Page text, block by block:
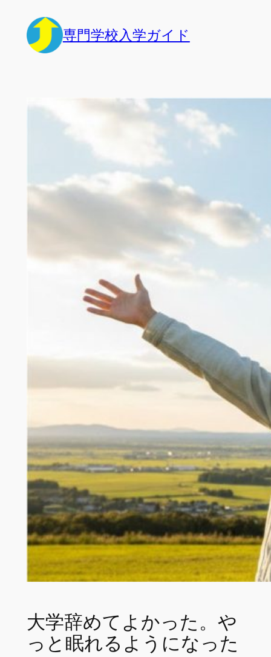
専門学校入学ガイド
大学辞めてよかった。や
っと眠れるようになった